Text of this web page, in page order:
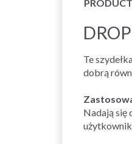
Te
dobrą
Nadają się